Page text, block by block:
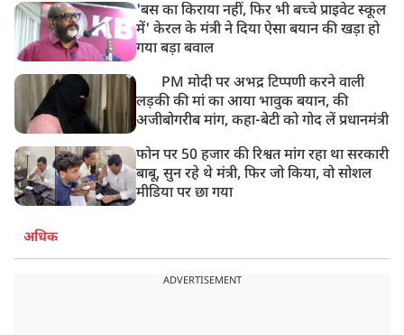
'बस का किराया नहीं, फिर भी बच्चे प्राइवेट स्कूल
में' केरल के मंत्री ने दिया ऐसा बयान की खड़ा हो
गया बड़ा बवाल
PM मोदी पर अभद्र टिप्पणी करने वाली
लड़की की मां का आया भावुक बयान, की
अजीबोगरीब मांग, कहा-बेटी को गोद लें प्रधानमंत्री
फोन पर 50 हजार की रिश्वत मांग रहा था सरकारी
बाबू, सुन रहे थे मंत्री, फिर जो किया, वो सोशल
मीडिया पर छा गया
अधिक
ADVERTISEMENT